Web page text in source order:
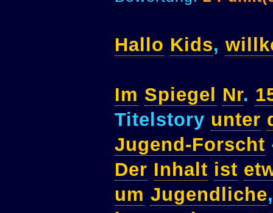
Hallo Kids,
Im Spiegel Nr.
Titelstory unter
Jugend-Forscht
Der Inhalt ist
um Jugendliche